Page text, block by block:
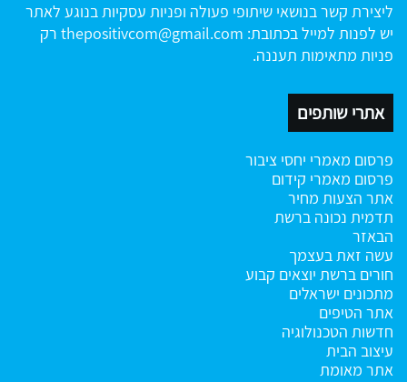
ליצירת קשר בנושאי שיתופי פעולה ופניות עסקיות בנוגע לאתר
יש לפנות למייל בכתובת: thepositivcom@gmail.com רק
פניות מתאימות תעננה.
אתרי שותפים
פרסום מאמרי יחסי ציבור
פרסום מאמרי קידום
אתר הצעות מחיר
תדמית נכונה ברשת
הבאזר
עשה זאת בעצמך
חורים ברשת יוצאים קבוע
מתכונים ישראלים
אתר הטיפים
חדשות הטכנולוגיה
עיצוב הבית
אתר מאומת